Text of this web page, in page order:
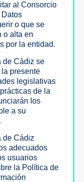
al Consorcio
o que se
o alta en
por la entidad.
de Cádiz se
presente
legislativas
de la
los
a su
de Cádiz
adecuados
usuarios
la Política de